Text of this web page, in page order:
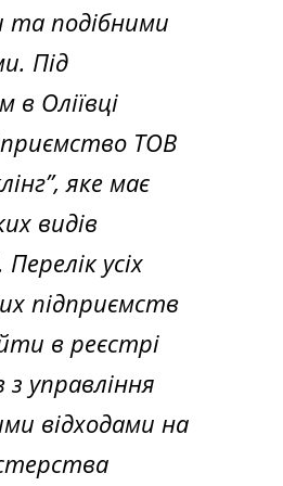
подібними
Під
Оліївці
ТОВ
яке має
видів
усіх
підприємств
в реєстрі
з управління
відходами на